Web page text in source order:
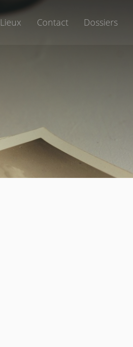
Lieux Contact Dossiers